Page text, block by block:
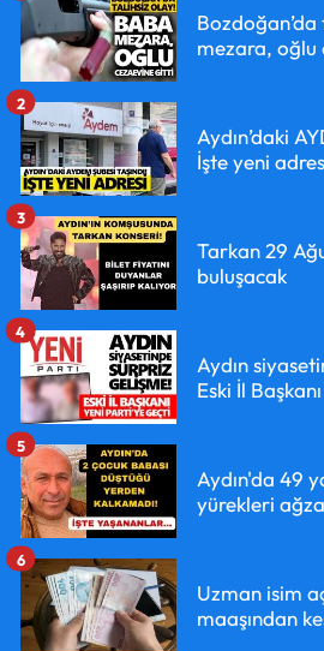
mezara, oğlu
Aydın’daki
İşte yeni
2
Tarkan 29
buluşacak
3
Aydın
Eski İl
4
Aydın'da 49
yürekleri
5
Uzman isim
maaşından
6